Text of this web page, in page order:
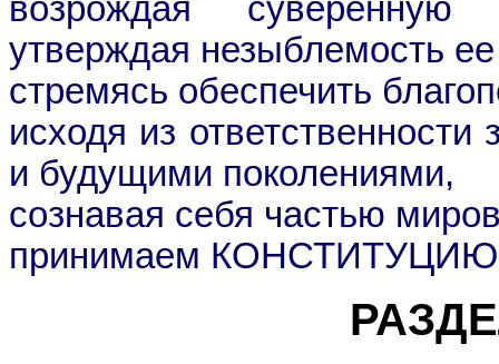
возрождая суверенную
утверждая незыблемость
стремясь обеспечить
исходя из
и будущими поколениями,
сознавая себя частью
принимаем